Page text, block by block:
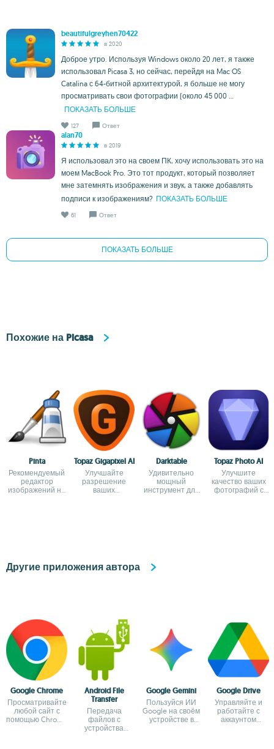
beautifulgreyhen70422
в 2020
Доброе утро. Используя Windows около 20 лет, я также
использовал Picasa 3, но сейчас, перейдя на Mac OS
Catalina с 64-битной архитектурой, я больше не могу
просматривать свои фотографии (около 45 000 ...
ПОКАЗАТЬ БОЛЬШЕ
127 Ответ
alan70
в 2019
Я использовал это на своем ПК, хочу использовать это на
моем MacBook Pro. Это тот продукт, который позволяет
мне затемнять изображения и звук, а также добавлять
подписи к изображениям? ПОКАЗАТЬ БОЛЬШЕ
61 Ответ
ПОКАЗАТЬ БОЛЬШЕ
Похожие на Picasa
Pinta
Рекомендуемый
редактор
изображений на
Topaz Gigapixel AI
Улучшайте
разрешение
ваших
Darktable
Удивительно
мощный
инструмент для
Topaz Photo AI
Улучшите
качество ваших
фотографий с
Другие приложения автора
Google Chrome
Просматривайте
любой сайт с
помощью Chrome
Android File
Transfer
Передача
файлов с
устройства
Google Gemini
Пользуйся ИИ
Google на своём
устройстве в
Google Drive
Управляйте и
работайте с
аккаунтом